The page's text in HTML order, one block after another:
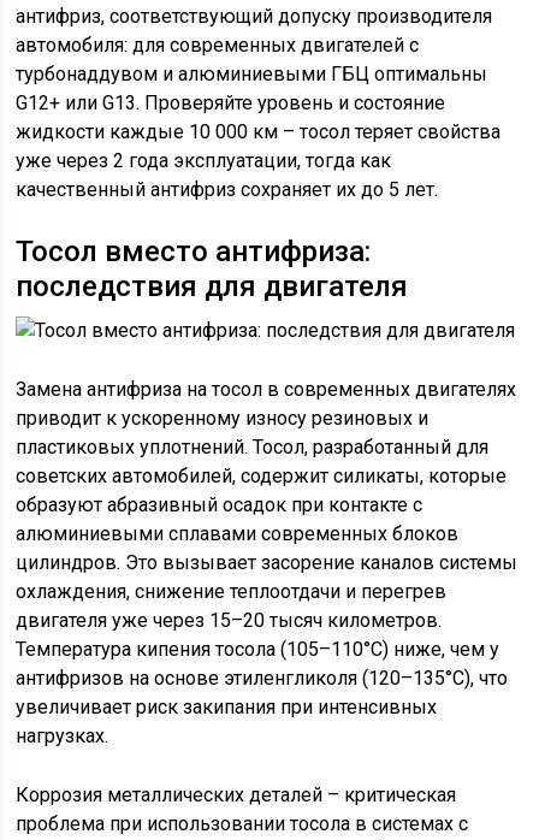
антифриз, соответствующий допуску производителя
автомобиля: для современных двигателей с
турбонаддувом и алюминиевыми ГБЦ оптимальны
G12+ или G13. Проверяйте уровень и состояние
жидкости каждые 10 000 км – тосол теряет свойства
уже через 2 года эксплуатации, тогда как
качественный антифриз сохраняет их до 5 лет.
Тосол вместо антифриза:
последствия для двигателя
Замена антифриза на тосол в современных двигателях
приводит к ускоренному износу резиновых и
пластиковых уплотнений. Тосол, разработанный для
советских автомобилей, содержит силикаты, которые
образуют абразивный осадок при контакте с
алюминиевыми сплавами современных блоков
цилиндров. Это вызывает засорение каналов системы
охлаждения, снижение теплоотдачи и перегрев
двигателя уже через 15–20 тысяч километров.
Температура кипения тосола (105–110°C) ниже, чем у
антифризов на основе этиленгликоля (120–135°C), что
увеличивает риск закипания при интенсивных
нагрузках.
Коррозия металлических деталей – критическая
проблема при использовании тосола в системах с